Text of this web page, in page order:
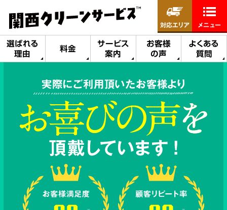
選ばれる
理由
料金
サービス
案内
お客様
の声
よくある
質問
対応エリア メニュー
実際にご利用頂いたお客様より